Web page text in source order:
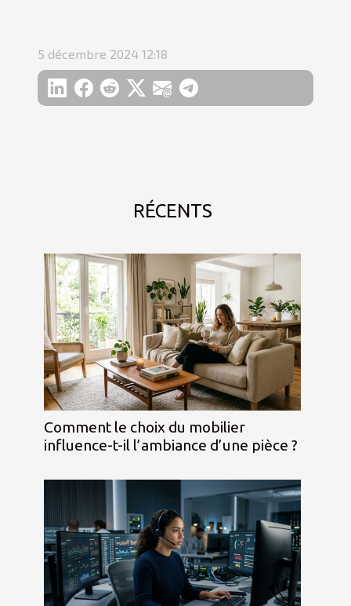
5 décembre 2024 12:18
RÉCENTS
Comment le choix du mobilier
influence-t-il l’ambiance d’une pièce ?